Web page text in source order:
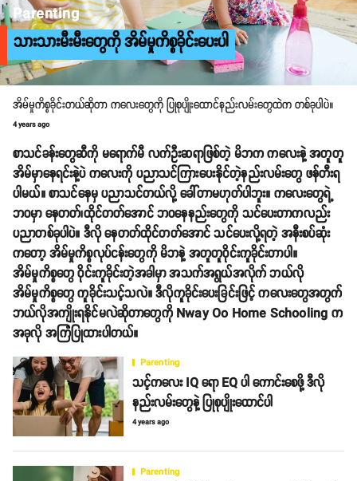
Parenting
သားသားမီးမီးတွေကို အိမ်မှုကိစ္စခိုင်းပေးပါ
အိမ်မှုကိစ္စခိုင်းတယ်ဆိုတာ ကလေးတွေကို ပြုစုပျိုးထောင်နည်းလမ်းတွေထဲက တစ်ခုပါပဲ။
4 years ago
စာသင်ခန်းတွေဆီကို မရောက်မီ လက်ဦးဆရာဖြစ်တဲ့ မိဘက ကလေးနဲ့ အတူတူ
အိမ်မှာနေရင်းနဲ့ပဲ ကလေးကို ပညာသင်ကြားပေးနိုင်တဲ့နည်းလမ်းတွေ ဖန်တီးရ
ပါမယ်။ စာသင်နေမှ ပညာသင်တယ်လို့ ခေါ်တာမဟုတ်ပါဘူး။ ကလေးတွေရဲ့
ဘဝမှာ နေတတ်၊ထိုင်တတ်အောင် ဘဝနေနည်းတွေကို သင်ပေးတာကလည်း
ပညာတစ်ခုပါပဲ။ ဒီလို နေတတ်ထိုင်တတ်အောင် သင်ပေးလို့ရတဲ့ အနီးစပ်ဆုံး
ကတော့ အိမ်မှုကိစ္စလုပ်ငန်းတွေကို မိဘနဲ့ အတူတူဝိုင်းကူခိုင်းတာပါ။
အိမ်မှုကိစ္စတွေ ဝိုင်းကူခိုင်းတဲ့အခါမှာ အသက်အရွယ်အလိုက် ဘယ်လို
အိမ်မှုကိစ္စတွေ ကူခိုင်းသင့်သလဲ။ ဒီလိုကူခိုင်းပေးခြင်းဖြင့် ကလေးတွေအတွက်
ဘယ်လိုအကျိုးရနိုင်မလဲဆိုတာတွေကို Nway Oo Home Schooling က
အခုလို အကြံပြုထားပါတယ်။
Parenting
သင့်ကလေး IQ ရော EQ ပါ ကောင်းစေဖို့ ဒီလို
နည်းလမ်းတွေနဲ့ ပြုစုပျိုးထောင်ပါ
4 years ago
Parenting